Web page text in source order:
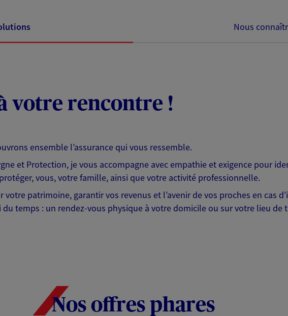
Nous
votre rencontre !
ensemble l’assurance qui vous ressemble.
et Protection, je vous accompagne avec empathie et exigence pour
vous, votre famille, ainsi que votre activité professionnelle.
patrimoine, garantir vos revenus et l’avenir de vos proches en cas
du temps : un rendez-vous physique à votre domicile ou sur votre lieu
Nos offres phares